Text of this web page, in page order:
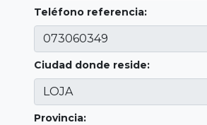
Teléfono referencia:
Ciudad donde reside:
Provincia: